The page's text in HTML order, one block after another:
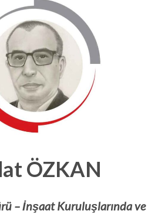
ÖZKAN
– İnşaat Kuruluşlarında ve